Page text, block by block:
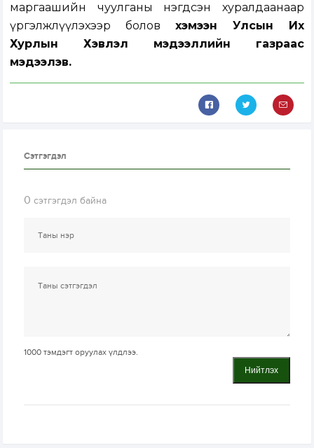
маргаашийн чуулганы нэгдсэн хуралдаанаар
үргэлжлүүлэхээр болов хэмээн Улсын Их
Хурлын Хэвлэл мэдээллийн газраас
мэдээлэв.
Сэтгэгдэл
0 сэтгэгдэл байна
1000 тэмдэгт оруулах үлдлээ.
Нийтлэх